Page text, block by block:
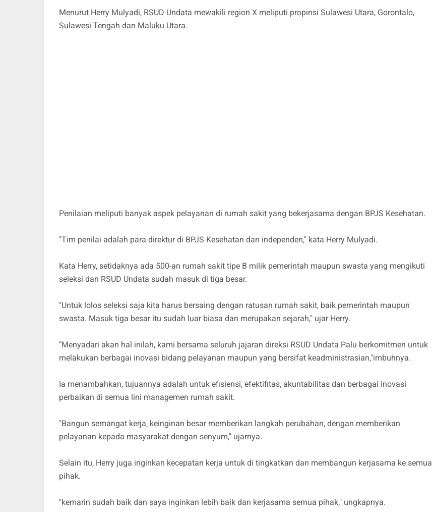
Menurut Herry Mulyadi, RSUD Undata mewakili region X meliputi propinsi Sulawesi Utara, Gorontalo,
Sulawesi Tengah dan Maluku Utara.
Penilaian meliputi banyak aspek pelayanan di rumah sakit yang bekerjasama dengan BPJS Kesehatan.
"Tim penilai adalah para direktur di BPJS Kesehatan dan independen," kata Herry Mulyadi.
Kata Herry, setidaknya ada 500-an rumah sakit tipe B milik pemerintah maupun swasta yang mengikuti
seleksi dan RSUD Undata sudah masuk di tiga besar.
"Untuk lolos seleksi saja kita harus bersaing dengan ratusan rumah sakit, baik pemerintah maupun
swasta. Masuk tiga besar itu sudah luar biasa dan merupakan sejarah," ujar Herry.
"Menyadari akan hal inilah, kami bersama seluruh jajaran direksi RSUD Undata Palu berkomitmen untuk
melakukan berbagai inovasi bidang pelayanan maupun yang bersifat keadministrasian,"imbuhnya.
Ia menambahkan, tujuannya adalah untuk efisiensi, efektifitas, akuntabilitas dan berbagai inovasi
perbaikan di semua lini managemen rumah sakit.
"Bangun semangat kerja, keinginan besar memberikan langkah perubahan, dengan memberikan
pelayanan kepada masyarakat dengan senyum," ujarnya.
Selain itu, Herry juga inginkan kecepatan kerja untuk di tingkatkan dan membangun kerjasama ke semua
pihak.
"kemarin sudah baik dan saya inginkan lebih baik dan kerjasama semua pihak," ungkapnya.